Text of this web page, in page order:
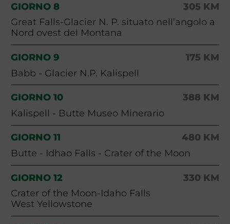
GIORNO 8
305 KM
Great Falls-Glacier N. P. situato nell’angolo a
Nord ovest del Montana
GIORNO 9
175 KM
Babb - Glacier N.P. Kalispell
GIORNO 10
388 KM
Kalispell - Butte Museo Minerario
GIORNO 11
480 KM
Butte - Idhao Falls - Crater of the Moon
GIORNO 12
330 KM
Crater of the Moon-Idaho Falls
West Yellowstone